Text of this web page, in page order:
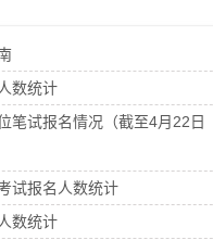
数统计
笔试报名情况（截至4月22日
试报名人数统计
数统计